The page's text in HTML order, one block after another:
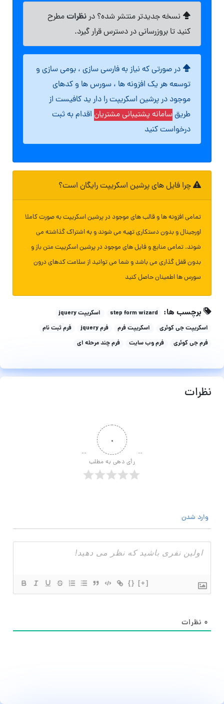
نسخه جدیدتر منتشر شده؟ درنظراتمطرح
کنید تا بروزرسانی در دسترس قرار گیرد.
در صورتی که نیاز به فارسی سازی ، بومی سازی و
توسعه هر یک افزونه ها ، سورس ها و کدهای
موجود در پرشین اسکریپت را دار ید کافیست از
طریقسامانه پشتیبانی مشتریان اقدام به ثبت
درخواست کنید
چرا فایل های پرشین اسکریپت رایگان است؟
تمامی افزونه ها و قالب های موجود در پرشین اسکریپت به صورت کاملا
اورجینال و بدون دستکاری تهیه می شوند و به اشتراک گذاشته می
شوند. تمامی منابع و فایل های موجود در پرشین اسکریپت متن باز و
بدون قفل گذاری می باشد و شما می توانید از سلامت کدهای درون
سورس ها اطمینان حاصل کنید
برچسب ها: step form wizard
اسکریپت jquery
اسکریپت جی کوئری
اسکریپت فرم فرم jquery
فرم ثبت نام
فرم جی کوئری
فرم وب سایت فرم چند مرحله ای
نظرات
۰
رأی دهی به مطلب
وارد شدن
{} [+]
۰ نظرات